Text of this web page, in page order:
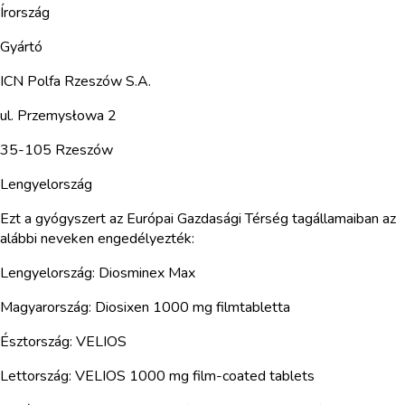
Írország
Gyártó
ICN Polfa Rzeszów S.A.
ul. Przemysłowa 2
35-105 Rzeszów
Lengyelország
Ezt a gyógyszert az Európai Gazdasági Térség tagállamaiban az
alábbi neveken engedélyezték:
Lengyelország: Diosminex Max
Magyarország: Diosixen 1000 mg filmtabletta
Észtország: VELIOS
Lettország: VELIOS 1000 mg film-coated tablets